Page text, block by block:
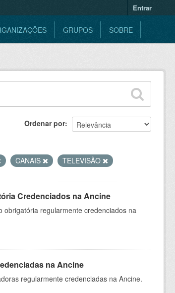
Entrar
GRUPOS SOBRE
Ordenar por
CANAIS TELEVISÃO
Credenciados na Ancine
obrigatória regularmente credenciados na
na Ancine
regularmente credenciadas na Ancine.